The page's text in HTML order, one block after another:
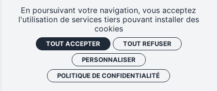
Plan du site
Mentions légales
Politique de confidentialité
Ferarock.org, une réalisation
En poursuivant votre navigation, vous acceptez
l'utilisation de services tiers pouvant installer des
cookies
TOUT ACCEPTER TOUT REFUSER
PERSONNALISER
POLITIQUE DE CONFIDENTIALITÉ